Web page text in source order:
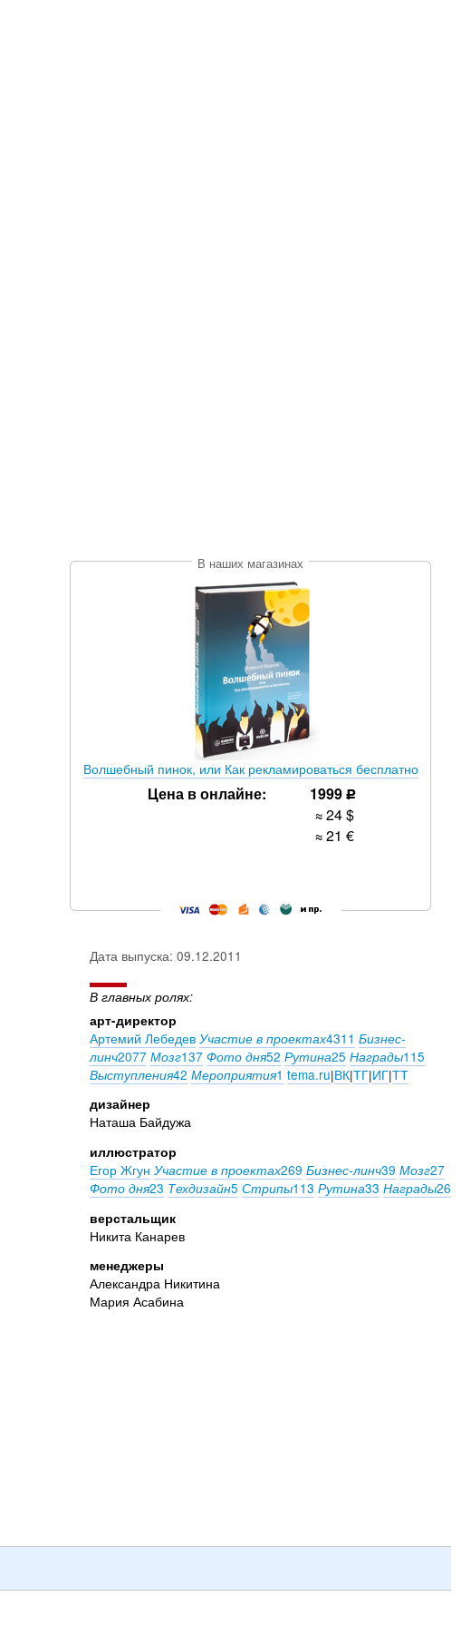
В наших магазинах
Волшебный пинок, или Как рекламироваться бесплатно
Цена в онлайне: 1999 руб.
≈ 24$
≈ 21 €
Дата выпуска: 09.12.2011
В главных ролях:
арт-директор
Артемий Лебедев Участие в проектах4311 Бизнес-
линч2077 Мозг137 Фото дня52 Рутина25 Награды115
Выступления42 Мероприятия1 tema.ru|ВК|ТГ|ИГ|ТТ
дизайнер
Наташа Байдужа
иллюстратор
Егор Жгун Участие в проектах269 Бизнес-линч39 Мозг27
Фото дня23 Техдизайн5 Стрипы113 Рутина33 Награды26
верстальщик
Никита Канарев
менеджеры
Александра Никитина
Мария Асабина